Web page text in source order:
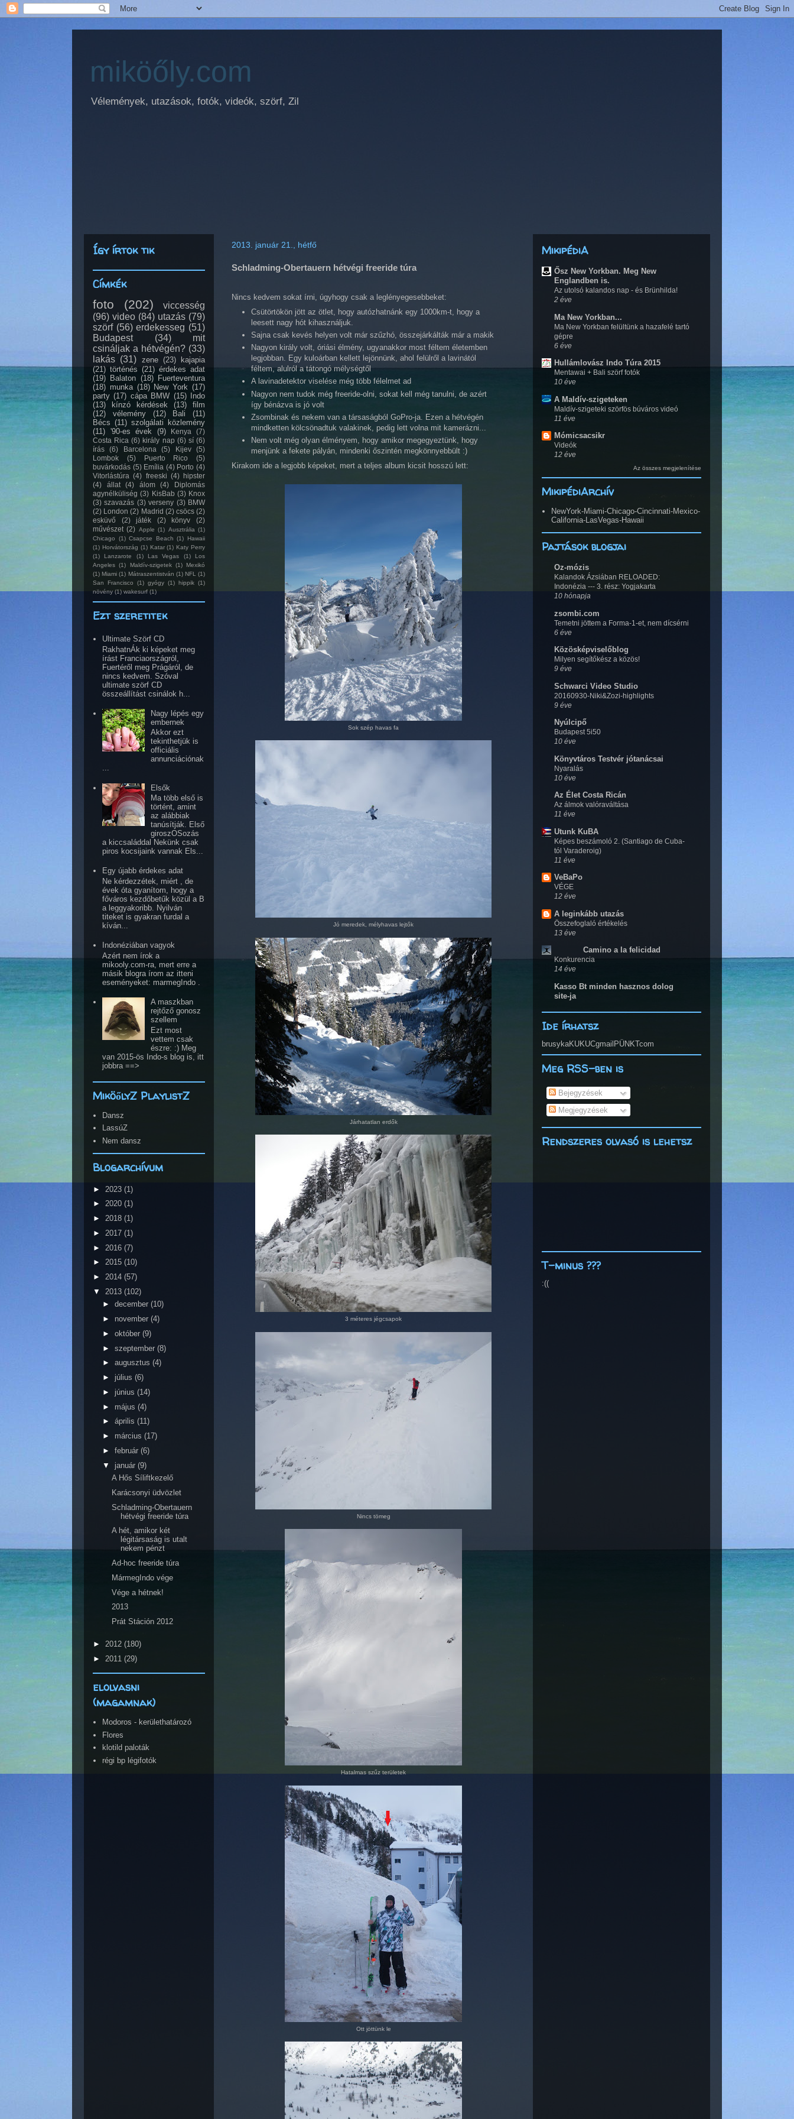
miköőly.com
Vélemények, utazások, fotók, videók, szörf, Zil
2013. január 21., hétfő
Schladming-Obertauern hétvégi freeride túra
Nincs kedvem sokat írni, úgyhogy csak a leglényegesebbeket:
Csütörtökön jött az ötlet, hogy autózhatnánk egy 1000km-t, hogy a
leesett nagy hót kihasználjuk.
Sajna csak kevés helyen volt már szűzhó, összejárkálták már a makik
Nagyon király volt, óriási élmény, ugyanakkor most féltem életemben
legjobban. Egy kuloárban kellett lejönnünk, ahol felülről a lavinától
féltem, alulról a tátongó mélységtől
A lavinadetektor viselése még több félelmet ad
Nagyon nem tudok még freeride-olni, sokat kell még tanulni, de azért
így bénázva is jó volt
Zsombinak és nekem van a társaságból GoPro-ja. Ezen a hétvégén
mindketten kölcsönadtuk valakinek, pedig lett volna mit kamerázni...
Nem volt még olyan élményem, hogy amikor megegyeztünk, hogy
menjünk a fekete pályán, mindenki őszintén megkönnyebbült :)
Kirakom ide a legjobb képeket, mert a teljes album kicsit hosszú lett:
Sok szép havas fa
Jó meredek, mélyhavas lejtők
Járhatatlan erdők
3 méteres jégcsapok
Nincs tömeg
Hatalmas szűz területek
Ott jöttünk le
Így írtok tik
Címkék
foto (202)
viccesség
(96) video (84) utazás (79)
szörf (56) erdekesseg (51)
Budapest
(34)
mit
csináljak a hétvégén? (33)
lakás (31) zene (23)
kajapia
(21) történés (21) érdekes adat
(19) Balaton (18)
Fuerteventura
(18) munka (18) New York (17)
party (17) cápa BMW (15)
Indo
(13)
kínzó kérdések (13)
film
(12)
vélemény (12) Bali
(11)
Bécs (11) szolgálati közlemény
(11) '90-es évek (9) Kenya
(7)
Costa Rica (6) király nap (6) sí (6)
írás
(6) Barcelona (5) Kijev
(5)
Lombok
(5) Puerto Rico
(5)
buvárkodás (5) Emília (4) Porto (4)
Vitorlástúra (4) freeski (4) hipster
(4)
állat (4) álom (4)
Diplomás
agynélküliség (3) KisBab (3) Knox
(3) szavazás (3) verseny (3) BMW
(2) London (2) Madrid (2) csöcs (2)
esküvő
(2) játék (2) könyv
(2)
művészet (2) Apple (1) Ausztrália (1)
Chicago
(1) Csapcse Beach (1)
Hawaii
(1) Horvátország (1) Katar (1) Katy Perry
(1)
Lanzarote (1) Las Vegas (1)
Los
Angeles (1) Maldív-szigetek (1)
Mexikó
(1) Miami (1) Mátraszentistván (1) NFL
(1)
San Francisco
(1) gyógy (1) hippik (1)
növény (1) wakesurf (1)
Ezt szeretitek
Ultimate Szörf CD
RakhatnÁk ki képeket meg
írást Franciaországról,
Fuertéről meg Prágáról, de
nincs kedvem. Szóval
ultimate szörf CD
összeállítást csinálok h...
Nagy lépés egy
embernek
Akkor ezt
tekinthetjük is
officiális
annunciációnak
...
Elsők
Ma több első is
történt, amint
az alábbiak
tanúsítják. Első
giroszOSozás
a kiccsaláddal Nekünk csak
piros kocsijaink vannak Els...
Egy újabb érdekes adat
Ne kérdezzétek, miért , de
évek óta gyanítom, hogy a
főváros kezdőbetűk közül a B
a leggyakoribb. Nyilván
titeket is gyakran furdal a
kíván...
Indonéziában vagyok
Azért nem írok a
mikooly.com-ra, mert erre a
másik blogra írom az itteni
eseményeket: marmegIndo .
A maszkban
rejtőző gonosz
szellem
Ezt most
vettem csak
észre: :) Meg
van 2015-ös Indo-s blog is, itt
jobbra ==>
MiköőlyZ PlaylistZ
Dansz
LassúZ
Nem dansz
Blogarchívum
► 2023 (1)
► 2020 (1)
► 2018 (1)
► 2017 (1)
► 2016 (7)
► 2015 (10)
► 2014 (57)
▼ 2013 (102)
► december (10)
► november (4)
► október (9)
► szeptember (8)
► augusztus (4)
► július (6)
► június (14)
► május (4)
► április (11)
► március (17)
► február (6)
▼ január (9)
A Hős Síliftkezelő
Karácsonyi üdvözlet
Schladming-Obertauern
hétvégi freeride túra
A hét, amikor két
légitársaság is utalt
nekem pénzt
Ad-hoc freeride túra
MármegIndo vége
Vége a hétnek!
2013
Prát Stáción 2012
► 2012 (180)
► 2011 (29)
elolvasni
(magamnak)
Modoros - kerülethatározó
Flores
klotild paloták
régi bp légifotók
MikipédiA
Ősz New Yorkban. Meg New
Englandben is.
Az utolsó kalandos nap - és Brünhilda!
2 éve
Ma New Yorkban...
Ma New Yorkban felültünk a hazafelé tartó
gépre
6 éve
Hullámlovász Indo Túra 2015
Mentawai + Bali szörf fotók
10 éve
A Maldív-szigeteken
Maldív-szigeteki szörfös búváros videó
11 éve
Mómicsacsikr
Videók
12 éve
Az összes megjelenítése
MikipédiArchív
NewYork-Miami-Chicago-Cincinnati-Mexico-
California-LasVegas-Hawaii
Pajtások blogjai
Oz-mózis
Kalandok Ázsiában RELOADED:
Indonézia --- 3. rész: Yogjakarta
10 hónapja
zsombi.com
Temetni jöttem a Forma-1-et, nem dícsérni
6 éve
Közösképviselőblog
Milyen segítőkész a közös!
9 éve
Schwarci Video Studio
20160930-Niki&Zozi-highlights
9 éve
Nyúlcipő
Budapest 5i50
10 éve
Könyvtáros Testvér jótanácsai
Nyaralás
10 éve
Az Élet Costa Ricán
Az álmok valóraváltása
11 éve
Utunk KuBA
Képes beszámoló 2. (Santiago de Cuba-
tól Varaderoig)
11 éve
VeBaPo
VÉGE
12 éve
A leginkább utazás
Összefoglaló értékelés
13 éve
Camino a la felicidad
Konkurencia
14 éve
Kasso Bt minden hasznos dolog
site-ja
Ide írhatsz
brusykaKUKUCgmailPÜNKTcom
Meg RSS-ben is
Bejegyzések
Megjegyzések
Rendszeres olvasó is lehetsz
T-minus ???
:((